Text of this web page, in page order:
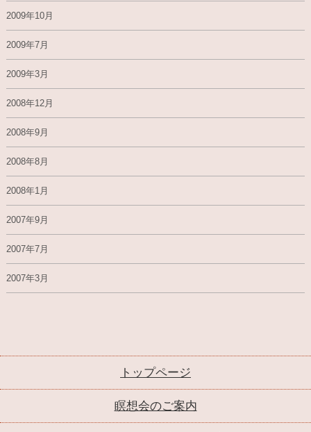
2009年10月
2009年7月
2009年3月
2008年12月
2008年9月
2008年8月
2008年1月
2007年9月
2007年7月
2007年3月
トップページ
瞑想会のご案内